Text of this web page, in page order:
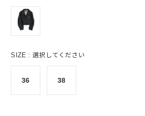
SIZE 選択してください
36 38